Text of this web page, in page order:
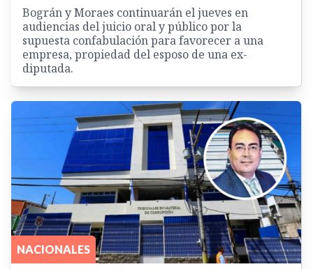
Bográn y Moraes continuarán el jueves en
audiencias del juicio oral y público por la
supuesta confabulación para favorecer a una
empresa, propiedad del esposo de una ex-
diputada.
NACIONALES